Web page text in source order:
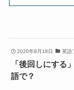
2020年8月18日 英語
「後回しにする
語で？